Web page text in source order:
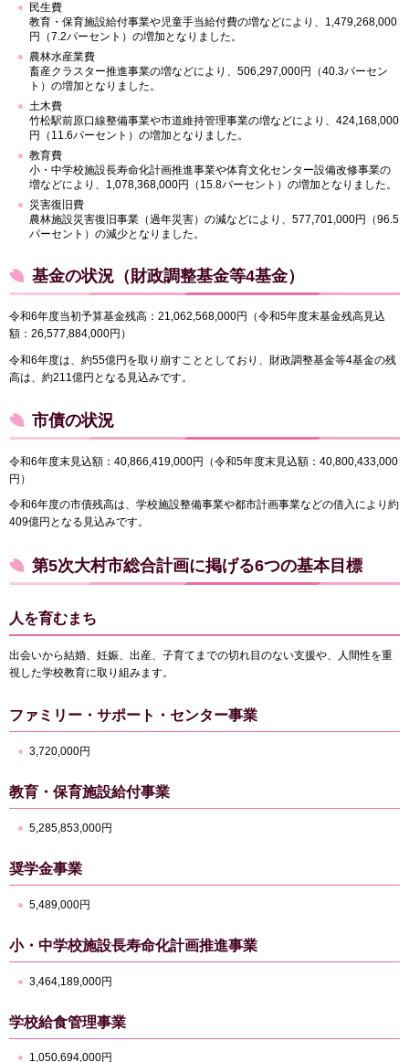
民生費
教育・保育施設給付事業や児童手当給付費の増などにより、1,479,268,000
円（7.2パーセント）の増加となりました。
農林水産業費
畜産クラスター推進事業の増などにより、506,297,000円（40.3パーセン
ト）の増加となりました。
土木費
竹松駅前原口線整備事業や市道維持管理事業の増などにより、424,168,000
円（11.6パーセント）の増加となりました。
教育費
小・中学校施設長寿命化計画推進事業や体育文化センター設備改修事業の
増などにより、1,078,368,000円（15.8パーセント）の増加となりました。
災害復旧費
農林施設災害復旧事業（過年災害）の減などにより、577,701,000円（96.5
パーセント）の減少となりました。
基金の状況（財政調整基金等4基金）
令和6年度当初予算基金残高：21,062,568,000円（令和5年度末基金残高見込
額：26,577,884,000円）
令和6年度は、約55億円を取り崩すこととしており、財政調整基金等4基金の残
高は、約211億円となる見込みです。
市債の状況
令和6年度末見込額：40,866,419,000円（令和5年度末見込額：40,800,433,000
円）
令和6年度の市債残高は、学校施設整備事業や都市計画事業などの借入により約
409億円となる見込みです。
第5次大村市総合計画に掲げる6つの基本目標
人を育むまち
出会いから結婚、妊娠、出産、子育てまでの切れ目のない支援や、人間性を重
視した学校教育に取り組みます。
ファミリー・サポート・センター事業
3,720,000円
教育・保育施設給付事業
5,285,853,000円
奨学金事業
5,489,000円
小・中学校施設長寿命化計画推進事業
3,464,189,000円
学校給食管理事業
1,050,694,000円